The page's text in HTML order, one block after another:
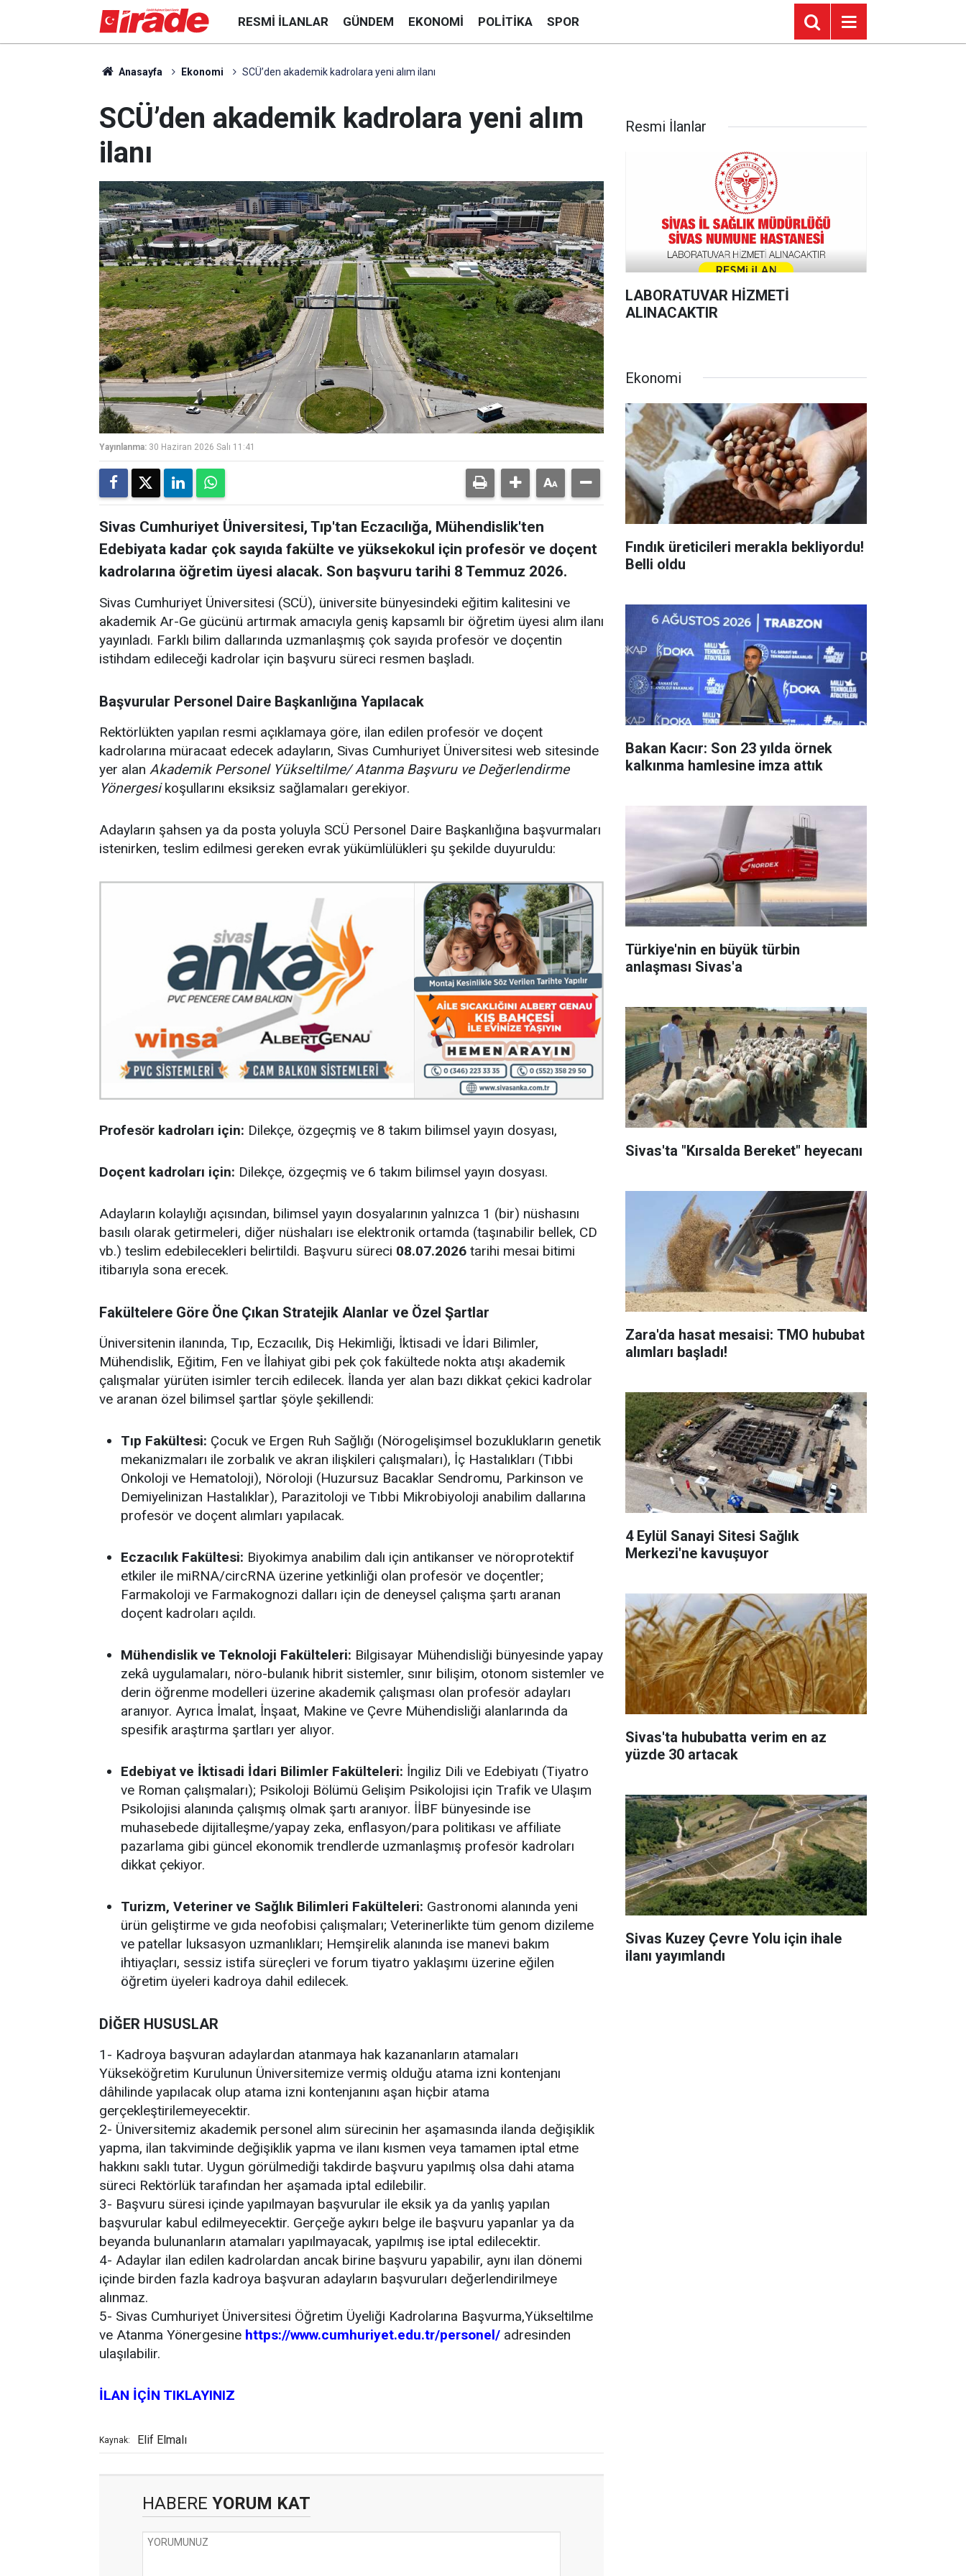
RESMI İLANLAR GÜNDEM EKONOMI POLITIKA SPOR
Anasayfa Ekonomi SCÜ’den akademik kadrolara yeni alım ilanı
SCÜ’den akademik kadrolara yeni alım
ilanı
Yayınlanma: 30 Haziran 2026 Salı 11:41
Sivas Cumhuriyet Üniversitesi, Tıp'tan Eczacılığa, Mühendislik'ten
Edebiyata kadar çok sayıda fakülte ve yüksekokul için profesör ve doçent
kadrolarına öğretim üyesi alacak. Son başvuru tarihi 8 Temmuz 2026.
Sivas Cumhuriyet Üniversitesi (SCÜ), üniversite bünyesindeki eğitim kalitesini ve
akademik Ar-Ge gücünü artırmak amacıyla geniş kapsamlı bir öğretim üyesi alım ilanı
yayınladı. Farklı bilim dallarında uzmanlaşmış çok sayıda profesör ve doçentin
istihdam edileceği kadrolar için başvuru süreci resmen başladı.
Başvurular Personel Daire Başkanlığına Yapılacak
Rektörlükten yapılan resmi açıklamaya göre, ilan edilen profesör ve doçent
kadrolarına müracaat edecek adayların, Sivas Cumhuriyet Üniversitesi web sitesinde
yer alan Akademik Personel Yükseltilme/ Atanma Başvuru ve Değerlendirme
Yönergesikoşullarını eksiksiz sağlamaları gerekiyor.
Adayların şahsen ya da posta yoluyla SCÜ Personel Daire Başkanlığına başvurmaları
istenirken, teslim edilmesi gereken evrak yükümlülükleri şu şekilde duyuruldu:
Profesör kadroları için: Dilekçe, özgeçmiş ve 8 takım bilimsel yayın dosyası,
Doçent kadroları için: Dilekçe, özgeçmiş ve 6 takım bilimsel yayın dosyası.
Adayların kolaylığı açısından, bilimsel yayın dosyalarının yalnızca 1 (bir) nüshasını
basılı olarak getirmeleri, diğer nüshaları ise elektronik ortamda (taşınabilir bellek, CD
vb.) teslim edebilecekleri belirtildi. Başvuru süreci 08.07.2026 tarihi mesai bitimi
itibarıyla sona erecek.
Fakültelere Göre Öne Çıkan Stratejik Alanlar ve Özel Şartlar
Üniversitenin ilanında, Tıp, Eczacılık, Diş Hekimliği, İktisadi ve İdari Bilimler,
Mühendislik, Eğitim, Fen ve İlahiyat gibi pek çok fakültede nokta atışı akademik
çalışmalar yürüten isimler tercih edilecek. İlanda yer alan bazı dikkat çekici kadrolar
ve aranan özel bilimsel şartlar şöyle şekillendi:
Tıp Fakültesi: Çocuk ve Ergen Ruh Sağlığı (Nörogelişimsel bozuklukların genetik
mekanizmaları ile zorbalık ve akran ilişkileri çalışmaları), İç Hastalıkları (Tıbbi
Onkoloji ve Hematoloji), Nöroloji (Huzursuz Bacaklar Sendromu, Parkinson ve
Demiyelinizan Hastalıklar), Parazitoloji ve Tıbbi Mikrobiyoloji anabilim dallarına
profesör ve doçent alımları yapılacak.
Eczacılık Fakültesi: Biyokimya anabilim dalı için antikanser ve nöroprotektif
etkiler ile miRNA/circRNA üzerine yetkinliği olan profesör ve doçentler;
Farmakoloji ve Farmakognozi dalları için de deneysel çalışma şartı aranan
doçent kadroları açıldı.
Mühendislik ve Teknoloji Fakülteleri: Bilgisayar Mühendisliği bünyesinde yapay
zekâ uygulamaları, nöro-bulanık hibrit sistemler, sınır bilişim, otonom sistemler ve
derin öğrenme modelleri üzerine akademik çalışması olan profesör adayları
aranıyor. Ayrıca İmalat, İnşaat, Makine ve Çevre Mühendisliği alanlarında da
spesifik araştırma şartları yer alıyor.
Edebiyat ve İktisadi İdari Bilimler Fakülteleri: İngiliz Dili ve Edebiyatı (Tiyatro
ve Roman çalışmaları); Psikoloji Bölümü Gelişim Psikolojisi için Trafik ve Ulaşım
Psikolojisi alanında çalışmış olmak şartı aranıyor. İİBF bünyesinde ise
muhasebede dijitalleşme/yapay zeka, enflasyon/para politikası ve affiliate
pazarlama gibi güncel ekonomik trendlerde uzmanlaşmış profesör kadroları
dikkat çekiyor.
Turizm, Veteriner ve Sağlık Bilimleri Fakülteleri: Gastronomi alanında yeni
ürün geliştirme ve gıda neofobisi çalışmaları; Veterinerlikte tüm genom dizileme
ve patellar luksasyon uzmanlıkları; Hemşirelik alanında ise manevi bakım
ihtiyaçları, sessiz istifa süreçleri ve forum tiyatro yaklaşımı üzerine eğilen
öğretim üyeleri kadroya dahil edilecek.
DİĞER HUSUSLAR
1- Kadroya başvuran adaylardan atanmaya hak kazananların atamaları
Yükseköğretim Kurulunun Üniversitemize vermiş olduğu atama izni kontenjanı
dâhilinde yapılacak olup atama izni kontenjanını aşan hiçbir atama
gerçekleştirilemeyecektir.
2- Üniversitemiz akademik personel alım sürecinin her aşamasında ilanda değişiklik
yapma, ilan takviminde değişiklik yapma ve ilanı kısmen veya tamamen iptal etme
hakkını saklı tutar. Uygun görülmediği takdirde başvuru yapılmış olsa dahi atama
süreci Rektörlük tarafından her aşamada iptal edilebilir.
3- Başvuru süresi içinde yapılmayan başvurular ile eksik ya da yanlış yapılan
başvurular kabul edilmeyecektir. Gerçeğe aykırı belge ile başvuru yapanlar ya da
beyanda bulunanların atamaları yapılmayacak, yapılmış ise iptal edilecektir.
4- Adaylar ilan edilen kadrolardan ancak birine başvuru yapabilir, aynı ilan dönemi
içinde birden fazla kadroya başvuran adayların başvuruları değerlendirilmeye
alınmaz.
5- Sivas Cumhuriyet Üniversitesi Öğretim Üyeliği Kadrolarına Başvurma,Yükseltilme
ve Atanma Yönergesine https://www.cumhuriyet.edu.tr/personel/ adresinden
ulaşılabilir.
İLAN İÇİN TIKLAYINIZ
Kaynak: Elif Elmalı
HABERE YORUM KAT
Resmi İlanlar
LABORATUVAR HİZMETİ
ALINACAKTIR
Ekonomi
Fındık üreticileri merakla bekliyordu!
Belli oldu
Bakan Kacır: Son 23 yılda örnek
kalkınma hamlesine imza attık
Türkiye'nin en büyük türbin
anlaşması Sivas'a
Sivas'ta "Kırsalda Bereket" heyecanı
Zara'da hasat mesaisi: TMO hububat
alımları başladı!
4 Eylül Sanayi Sitesi Sağlık
Merkezi'ne kavuşuyor
Sivas'ta hububatta verim en az
yüzde 30 artacak
Sivas Kuzey Çevre Yolu için ihale
ilanı yayımlandı